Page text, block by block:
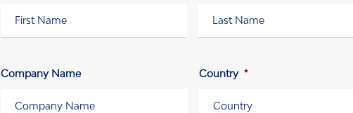
Company Name
Country *